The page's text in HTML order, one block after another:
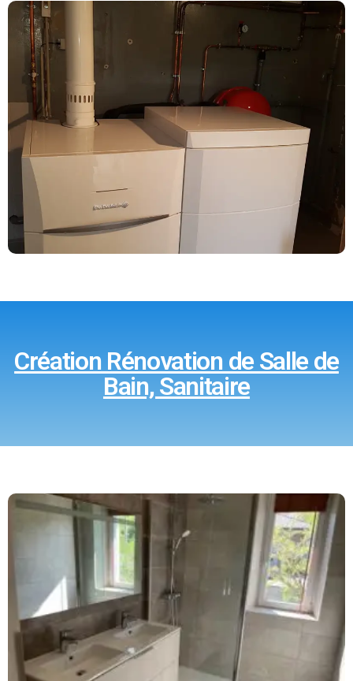
Création Rénovation de Salle de
Bain, Sanitaire